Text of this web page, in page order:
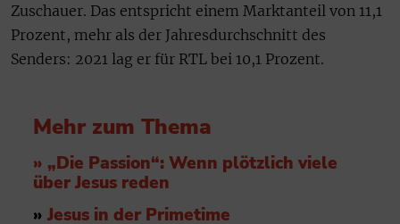
Zuschauer. Das entspricht einem Marktanteil von 11,1
Prozent, mehr als der Jahresdurchschnitt des
Senders: 2021 lag er für RTL bei 10,1 Prozent.
Mehr zum Thema
» „Die Passion“: Wenn plötzlich viele
über Jesus reden
» Jesus in der Primetime